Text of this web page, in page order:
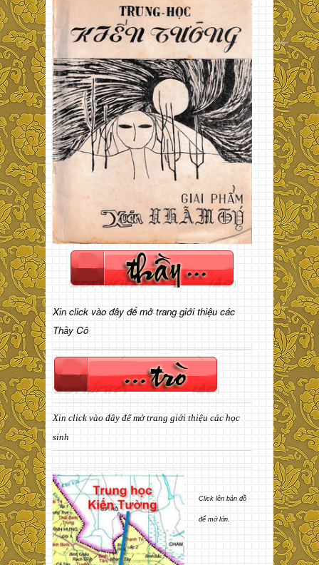
Xin click vào đây để mở trang giới thiệu các
Thầy Cô
Xin click vào đây để mở trang giới thiệu các học
sinh
Click lên bản đồ
để mở lớn.